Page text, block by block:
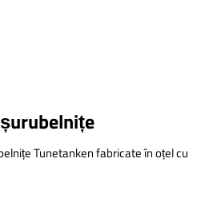
Tunetanken fabricate în oțel cu